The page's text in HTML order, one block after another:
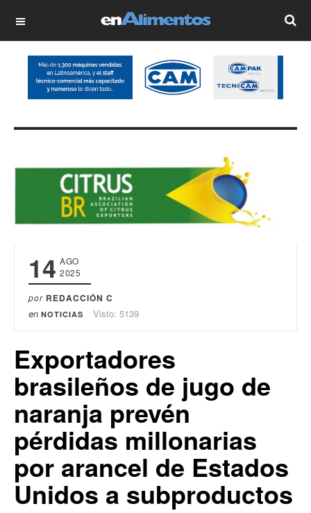
OFF CANVAS
14 AGO
2025
por REDACCIÓN C
en NOTICIAS Visto: 5139
Exportadores
brasileños de jugo de
naranja prevén
pérdidas millonarias
por arancel de Estados
Unidos a subproductos